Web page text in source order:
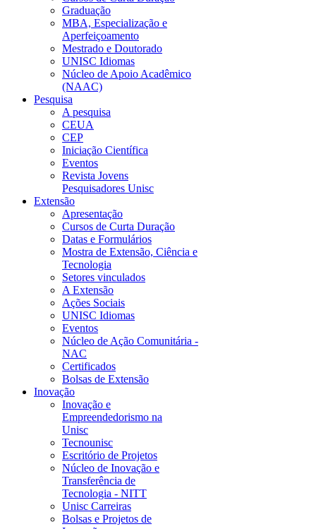
Graduação
MBA, Especialização e
Aperfeiçoamento
Mestrado e Doutorado
UNISC Idiomas
Núcleo de Apoio Acadêmico
(NAAC)
Pesquisa
A pesquisa
CEUA
CEP
Iniciação Científica
Eventos
Revista Jovens
Pesquisadores Unisc
Extensão
Apresentação
Cursos de Curta Duração
Datas e Formulários
Mostra de Extensão, Ciência e
Tecnologia
Setores vinculados
A Extensão
Ações Sociais
UNISC Idiomas
Eventos
Núcleo de Ação Comunitária -
NAC
Certificados
Bolsas de Extensão
Inovação
Inovação e
Empreendedorismo na
Unisc
Tecnounisc
Escritório de Projetos
Núcleo de Inovação e
Transferência de
Tecnologia - NITT
Unisc Carreiras
Bolsas e Projetos de